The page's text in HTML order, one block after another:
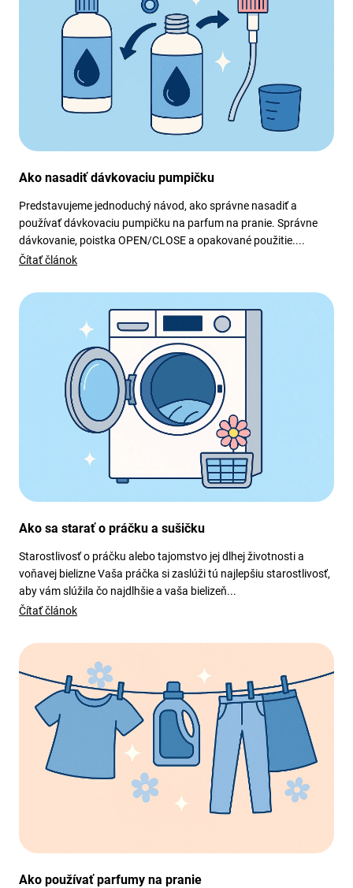
v
k
y
v
p
i
s
u
Ako nasadiť dávkovaciu pumpičku
Predstavujeme jednoduchý návod, ako správne nasadiť a
používať dávkovaciu pumpičku na parfum na pranie. Správne
dávkovanie, poistka OPEN/CLOSE a opakované použitie....
Čítať článok
Ako sa starať o práčku a sušičku
Starostlivosť o práčku alebo tajomstvo jej dlhej životnosti a
voňavej bielizne Vaša práčka si zaslúži tú najlepšiu starostlivosť,
aby vám slúžila čo najdlhšie a vaša bielizeň...
Čítať článok
Ako používať parfumy na pranie